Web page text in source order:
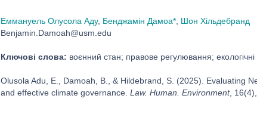
Еммануель Олусола Аду, Бенджамін Дамоа*, Шон Хільдебранд
Benjamin.Damoah@usm.edu
Ключові слова: воєнний стан; правове регулювання;
Olusola Adu, E., Damoah, B., & Hildebrand, S. (2025). Evaluating
and effective climate governance. Law. Human. Environment,